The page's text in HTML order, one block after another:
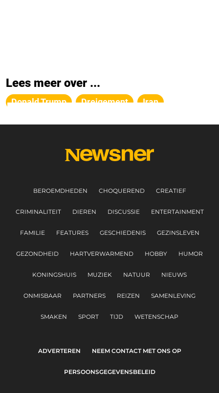
Lees meer over ...
Donald Trump Dreigement Iran
BEROEMDHEDEN CHOQUEREND CREATIEF
CRIMINALITEIT DIEREN DISCUSSIE ENTERTAINMENT
FAMILIE FEATURES GESCHIEDENIS GEZINSLEVEN
GEZONDHEID HARTVERWARMEND HOBBY HUMOR
KONINGSHUIS MUZIEK NATUUR NIEUWS
ONMISBAAR PARTNERS REIZEN SAMENLEVING
SMAKEN SPORT TIJD WETENSCHAP
ADVERTEREN NEEM CONTACT MET ONS OP
PERSOONSGEGEVENSBELEID